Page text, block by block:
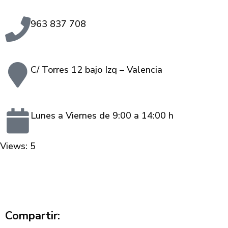
963 837 708
C/ Torres 12 bajo Izq – Valencia
Lunes a Viernes de 9:00 a 14:00 h
Views: 5
Compartir: